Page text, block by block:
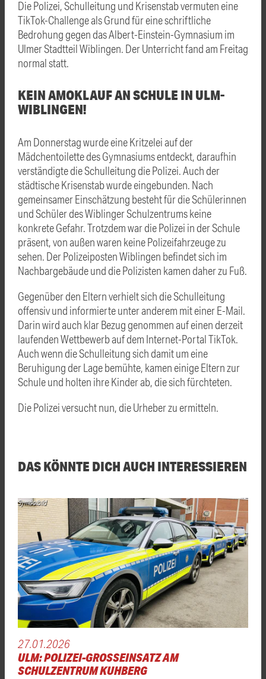
Die Polizei, Schulleitung und Krisenstab vermuten eine
TikTok-Challenge als Grund für eine schriftliche
Bedrohung gegen das Albert-Einstein-Gymnasium im
Ulmer Stadtteil Wiblingen. Der Unterricht fand am Freitag
normal statt.
KEIN AMOKLAUF AN SCHULE IN ULM-
WIBLINGEN!
Am Donnerstag wurde eine Kritzelei auf der
Mädchentoilette des Gymnasiums entdeckt, daraufhin
verständigte die Schulleitung die Polizei. Auch der
städtische Krisenstab wurde eingebunden. Nach
gemeinsamer Einschätzung besteht für die Schülerinnen
und Schüler des Wiblinger Schulzentrums keine
konkrete Gefahr. Trotzdem war die Polizei in der Schule
präsent, von außen waren keine Polizeifahrzeuge zu
sehen. Der Polizeiposten Wiblingen befindet sich im
Nachbargebäude und die Polizisten kamen daher zu Fuß.
Gegenüber den Eltern verhielt sich die Schulleitung
offensiv und informierte unter anderem mit einer E-Mail.
Darin wird auch klar Bezug genommen auf einen derzeit
laufenden Wettbewerb auf dem Internet-Portal TikTok.
Auch wenn die Schulleitung sich damit um eine
Beruhigung der Lage bemühte, kamen einige Eltern zur
Schule und holten ihre Kinder ab, die sich fürchteten.
Die Polizei versucht nun, die Urheber zu ermitteln.
DAS KÖNNTE DICH AUCH INTERESSIEREN
Symbolbild
27.01.2026
ULM: POLIZEI-GROSSEINSATZ AM S
CHULZENTRUM KUHBERG